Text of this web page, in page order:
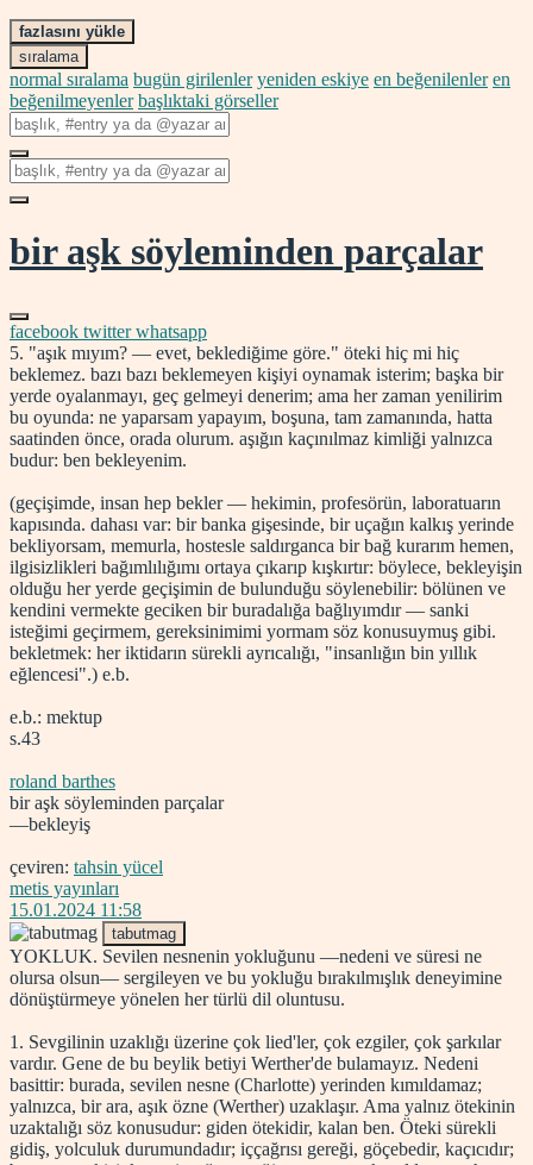
fazlasını yükle
sıralama
normal sıralama bugün girilenler yeniden eskiye en beğenilenler en
beğenilmeyenler başlıktaki görseller
bir aşk söyleminden parçalar
facebook twitterwhatsapp
5. "aşık mıyım? — evet, beklediğime göre." öteki hiç mi hiç
beklemez. bazı bazı beklemeyen kişiyi oynamak isterim; başka bir
yerde oyalanmayı, geç gelmeyi denerim; ama her za­man yenilirim
bu oyunda: ne yaparsam yapayım, boşuna, tam zamanında, hatta
saatinden önce, orada olurum. aşığın kaçınılmaz kimliği yalnızca
budur: ben bekleyenim.
(geçişimde, insan hep bekler — hekimin, profesörün, laboratuarın
kapısında. dahası var: bir banka gişesinde, bir uçağın kalkış yerinde
bekliyorsam, memurla, hostesle saldırganca bir bağ kurarım hemen,
ilgisizlikleri bağımlılığımı ortaya çıkarıp kışkırtır: böylece, bekleyişin
olduğu her yerde geçişimin de bulunduğu söylenebilir: bölünen ve
kendini vermekte geciken bir buradalığa bağlıyımdır — sanki
isteğimi geçirmem, gereksinimimi yormam söz konusuymuş gibi.
bekletmek: her iktidarın sürekli ayrıcalığı, "insanlığın bin yıllık
eğlencesi".) e.b.
e.b.: mektup
s.43
roland barthes
bir aşk söyleminden parçalar
—bekleyiş
çeviren: tahsin yücel
metis yayınları
15.01.2024 11:58
tabutmag
YOKLUK. Sevilen nesnenin yokluğunu —nedeni ve süresi ne
olursa olsun— sergileyen ve bu yokluğu bırakılmışlık deneyimine
dönüştürmeye yönelen her türlü dil oluntusu.
1. Sevgilinin uzaklığı üzerine çok lied'ler, çok ezgiler, çok şarkılar
vardır. Gene de bu beylik betiyi Werther'de bulamayız. Nedeni
basittir: burada, sevilen nesne (Charlotte) yerinden kımıldamaz;
yalnızca, bir ara, aşık özne (Werther) uzaklaşır. Ama yalnız ötekinin
uzaktalığı söz konusudur: giden ötekidir, kalan ben. Öteki sürekli
gidiş, yolculuk durumundadır; iççağrısı gereği, göçebedir, kaçıcıdır;